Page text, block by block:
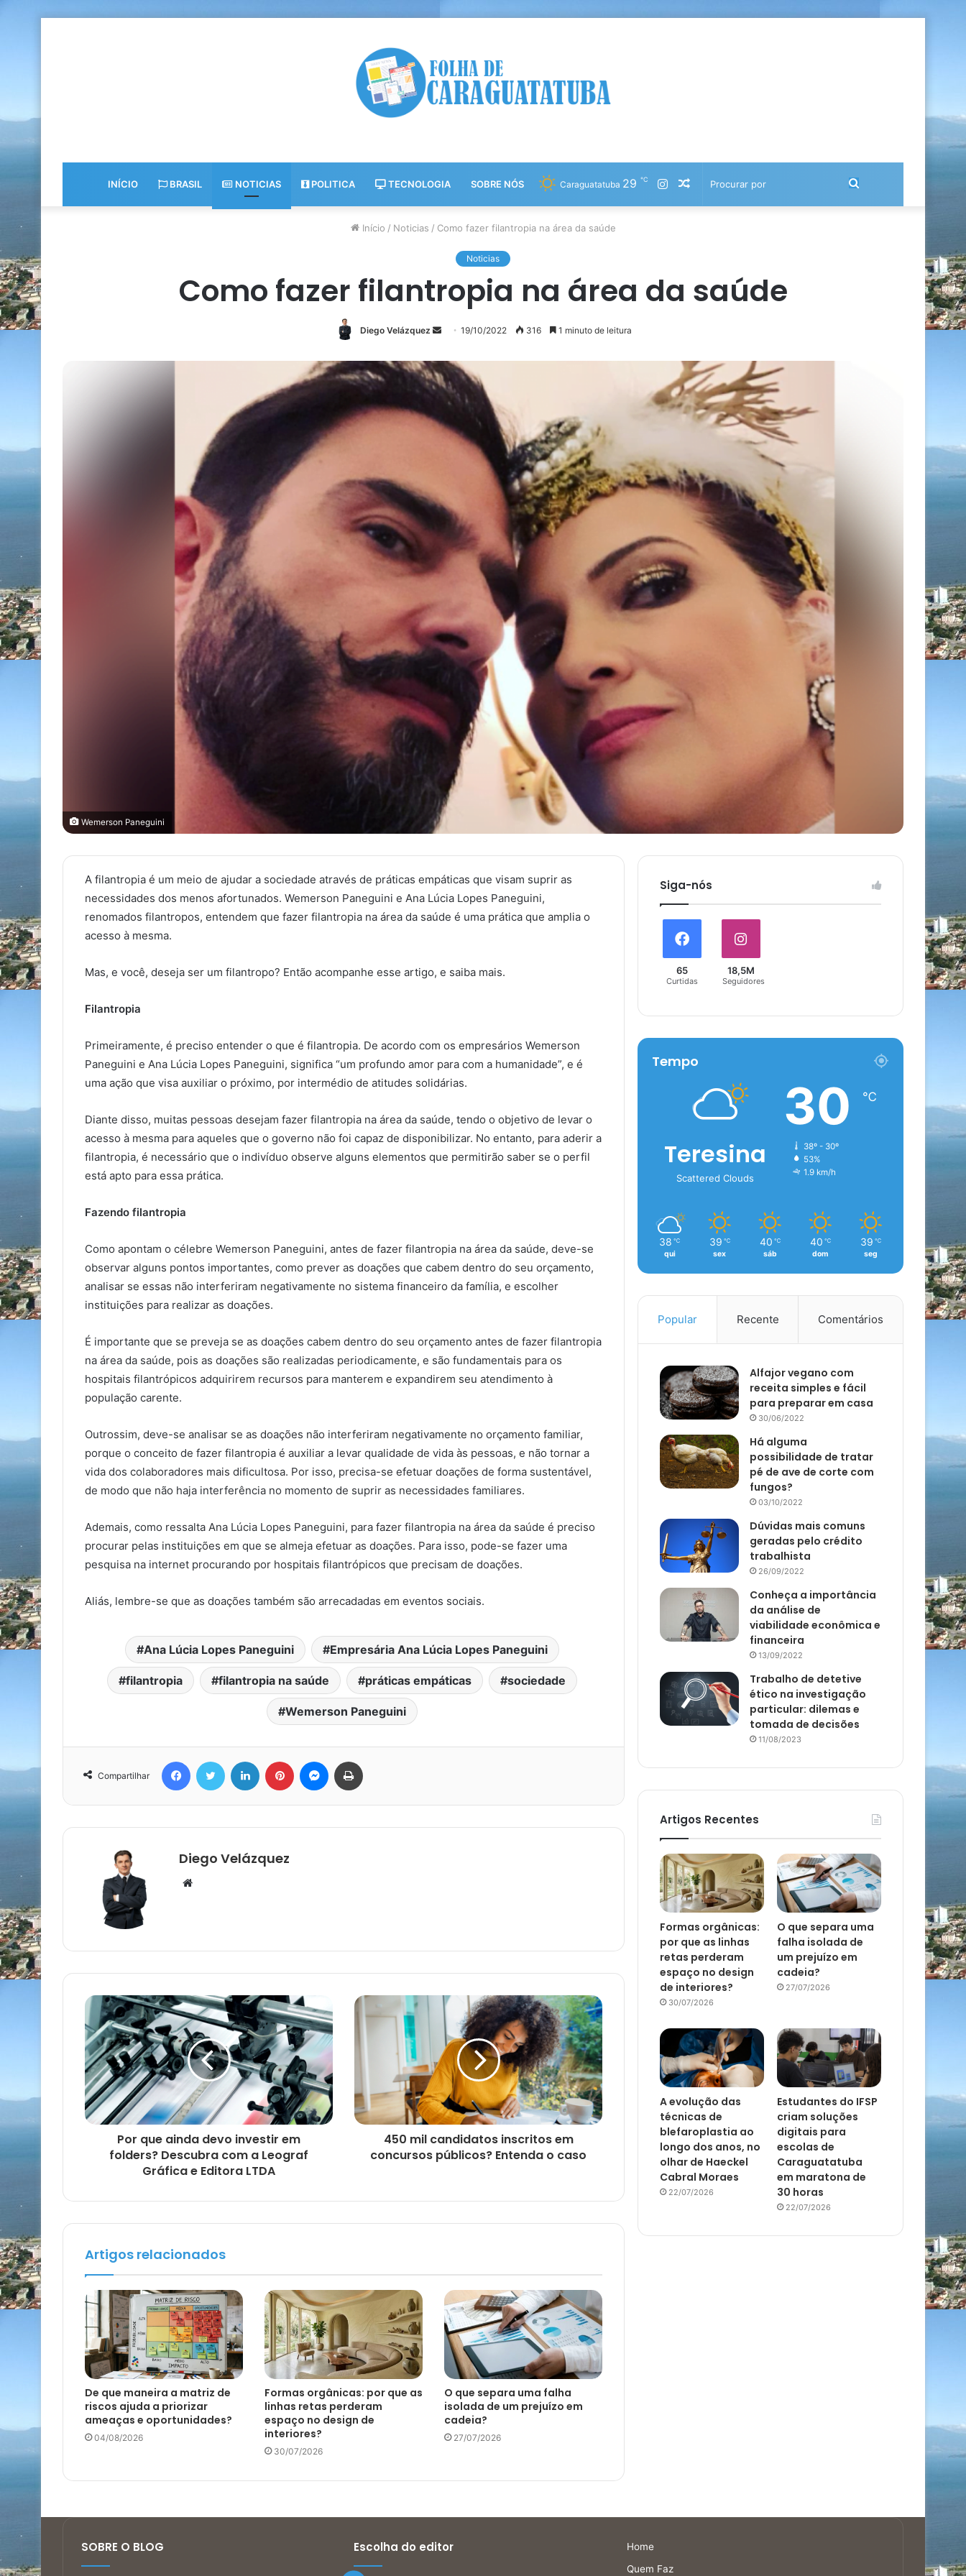
INÍCIO BRASIL NOTICIAS POLITICA TECNOLOGIA SOBRE NÓS Procurar
Artigo
Instagram
Caraguatatuba 29 ℃
Início / Noticias / Como fazer filantropia na área da saúde
Noticias
Como fazer filantropia na área da saúde
Diego Velázquez
Mande
e-
mail
19/10/2022 316 1 minuto de leitura
Wemerson Paneguini
A filantropia é um meio de ajudar a sociedade através de práticas empáticas que visam suprir as
necessidades dos menos afortunados. Wemerson Paneguini e Ana Lúcia Lopes Paneguini,
renomados filantropos, entendem que fazer filantropia na área da saúde é uma prática que amplia o
acesso à mesma.
Mas, e você, deseja ser um filantropo? Então acompanhe esse artigo, e saiba mais.
Filantropia
Primeiramente, é preciso entender o que é filantropia. De acordo com os empresários Wemerson
Paneguini e Ana Lúcia Lopes Paneguini, significa “um profundo amor para com a humanidade”, e é
uma ação que visa auxiliar o próximo, por intermédio de atitudes solidárias.
Diante disso, muitas pessoas desejam fazer filantropia na área da saúde, tendo o objetivo de levar o
acesso à mesma para aqueles que o governo não foi capaz de disponibilizar. No entanto, para aderir a
filantropia, é necessário que o indivíduo observe alguns elementos que permitirão saber se o perfil
está apto para essa prática.
Fazendo filantropia
Como apontam o célebre Wemerson Paneguini, antes de fazer filantropia na área da saúde, deve-se
observar alguns pontos importantes, como prever as doações que cabem dentro do seu orçamento,
analisar se essas não interferiram negativamente no sistema financeiro da família, e escolher
instituições para realizar as doações.
É importante que se preveja se as doações cabem dentro do seu orçamento antes de fazer filantropia
na área da saúde, pois as doações são realizadas periodicamente, e são fundamentais para os
hospitais filantrópicos adquirirem recursos para manterem e expandirem seu atendimento à
população carente.
Outrossim, deve-se analisar se as doações não interferiram negativamente no orçamento familiar,
porque o conceito de fazer filantropia é auxiliar a levar qualidade de vida às pessoas, e não tornar a
vida dos colaboradores mais dificultosa. Por isso, precisa-se efetuar doações de forma sustentável,
de modo que não haja interferência no momento de suprir as necessidades familiares.
Ademais, como ressalta Ana Lúcia Lopes Paneguini, para fazer filantropia na área da saúde é preciso
procurar pelas instituições em que se almeja efetuar as doações. Para isso, pode-se fazer uma
pesquisa na internet procurando por hospitais filantrópicos que precisam de doações.
Aliás, lembre-se que as doações também são arrecadadas em eventos sociais.
Ana Lúcia Lopes Paneguini Empresária Ana Lúcia Lopes Paneguini
filantropia filantropia na saúde práticas empáticas sociedade
Wemerson Paneguini
Compartilhar
FacebookTwitter Linkedin Pinterest Messenger
Diego Velázquez
Website
Por que ainda devo investir em
folders? Descubra com a Leograf
Gráfica e Editora LTDA
450 mil candidatos inscritos em
concursos públicos? Entenda o caso
Artigos relacionados
De que maneira a matriz de
riscos ajuda a priorizar
ameaças e oportunidades?
04/08/2026
Formas orgânicas: por que as
linhas retas perderam
espaço no design de
interiores?
30/07/2026
O que separa uma falha
isolada de um prejuízo em
cadeia?
27/07/2026
Siga-nós
65
Curtidas
18,5M
Seguidores
Tempo
Teresina
Scattered Clouds
30 ℃
38º - 30º
53%
1.9 km/h
38 ℃
qui
39 ℃
sex
40 ℃
sáb
40 ℃
dom
39 ℃
seg
Popular Recente Comentários
Alfajor vegano com
receita simples e fácil
para preparar em casa
30/06/2022
Há alguma
possibilidade de tratar
pé de ave de corte com
fungos?
03/10/2022
Dúvidas mais comuns
geradas pelo crédito
trabalhista
26/09/2022
Conheça a importância
da análise de
viabilidade econômica e
financeira
13/09/2022
Trabalho de detetive
ético na investigação
particular: dilemas e
tomada de decisões
11/08/2023
Artigos Recentes
Formas orgânicas:
por que as linhas
retas perderam
espaço no design
de interiores?
30/07/2026
O que separa uma
falha isolada de
um prejuízo em
cadeia?
27/07/2026
A evolução das
técnicas de
blefaroplastia ao
longo dos anos, no
olhar de Haeckel
Cabral Moraes
22/07/2026
Estudantes do IFSP
criam soluções
digitais para
escolas de
Caraguatatuba
em maratona de
30 horas
22/07/2026
SOBRE O BLOG Escolha do editor
Home
Quem Faz